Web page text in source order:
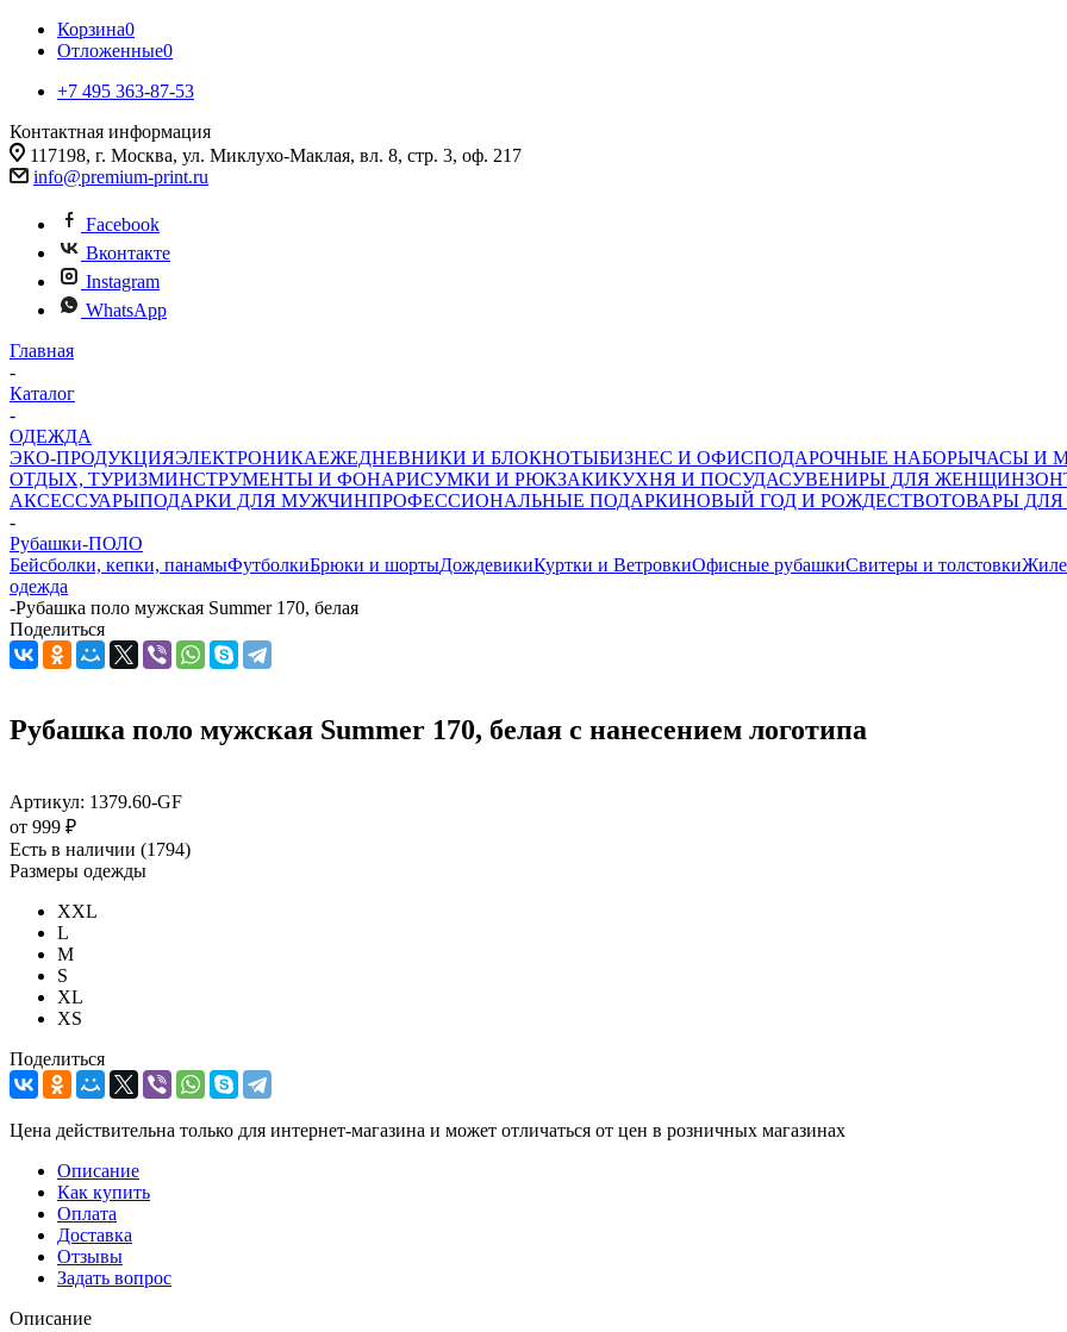
Корзина0
Отложенные0
+7 495 363-87-53
Контактная информация
117198, г. Москва, ул. Миклухо-Маклая, вл. 8, стр. 3, оф. 217
info@premium-print.ru
Facebook
Вконтакте
Instagram
WhatsApp
Главная
-
Каталог
-
ОДЕЖДА
ЭКО-ПРОДУКЦИЯЭЛЕКТРОНИКАЕЖЕДНЕВНИКИ И БЛОКНОТЫБИЗНЕС И ОФИСПОДАРОЧНЫЕ НАБОРЫЧАСЫ И
ОТДЫХ, ТУРИЗМИНСТРУМЕНТЫ И ФОНАРИСУМКИ И РЮКЗАКИКУХНЯ И ПОСУДАСУВЕНИРЫ ДЛЯ ЖЕНЩИН
АКСЕССУАРЫПОДАРКИ ДЛЯ МУЖЧИНПРОФЕССИОНАЛЬНЫЕ ПОДАРКИНОВЫЙ ГОД И РОЖДЕСТВОТОВАРЫ ДЛЯ
-
Рубашки-ПОЛО
Бейсболки, кепки, панамыФутболкиБрюки и шортыДождевикиКуртки и ВетровкиОфисные рубашкиСвитеры и толстовки
одежда
-Рубашка поло мужская Summer 170, белая
Поделиться
Рубашка поло мужская Summer 170, белая с нанесением логотипа
Артикул: 1379.60-GF
от 999 ₽
Есть в наличии (1794)
Размеры одежды
XXL
L
M
S
XL
XS
Поделиться
Цена действительна только для интернет-магазина и может отличаться от цен в розничных магазинах
Описание
Как купить
Оплата
Доставка
Отзывы
Задать вопрос
Описание